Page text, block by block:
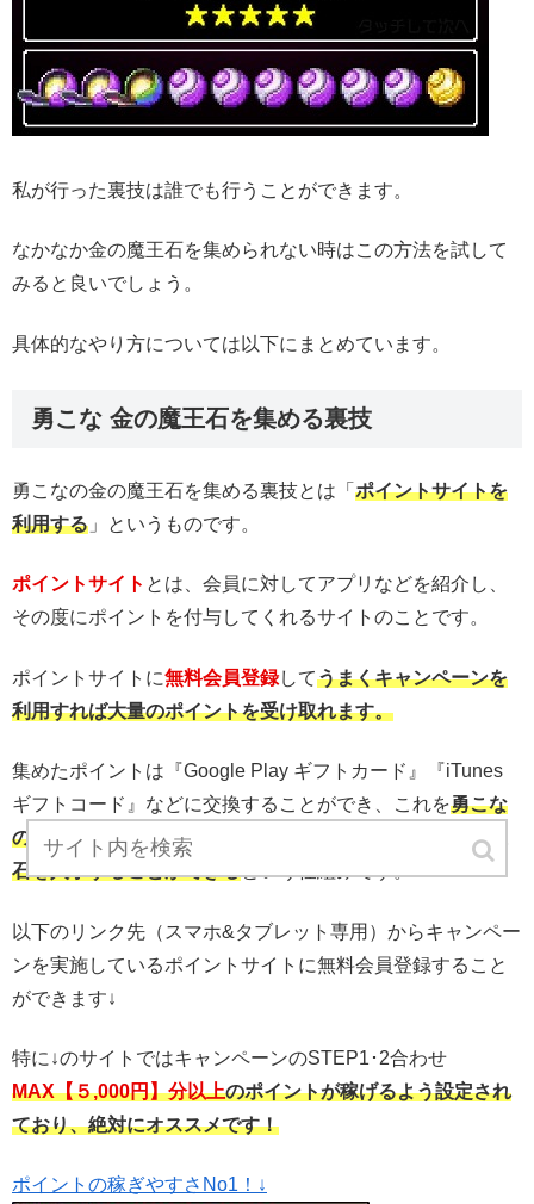
私が行った裏技は誰でも行うことができます。
なかなか金の魔王石を集められない時はこの方法を試して
みると良いでしょう。
具体的なやり方については以下にまとめています。
勇こな 金の魔王石を集める裏技
勇こなの金の魔王石を集める裏技とは「 ポイントサイトを
利用する 」というものです。
ポイントサイト とは、会員に対してアプリなどを紹介し、
その度にポイントを付与してくれるサイトのことです。
ポイントサイトに無料会員登録してうまくキャンペーンを
利用すれば大量のポイントを受け取れます。
集めたポイントは『Google Play ギフトカード』『iTunes
ギフトコード』などに交換することができ、これを勇こな
の金券購入に使用して金の魔王石と交換すれば、金の魔王
石を入手することができるという仕組みです。
以下のリンク先（スマホ&タブレット専用）からキャンペー
ンを実施しているポイントサイトに無料会員登録すること
ができます↓
特に↓のサイトではキャンペーンのSTEP1･2合わせ
MAX【５,000円】分以上のポイントが稼げるよう設定され
ており、絶対にオススメです！
ポイントの稼ぎやすさNo1！↓